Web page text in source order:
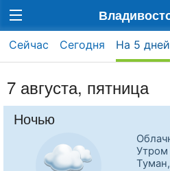
Сейчас Сегодня На 5 дней
7 августа, пятница
Ночью
Утром
Туман,